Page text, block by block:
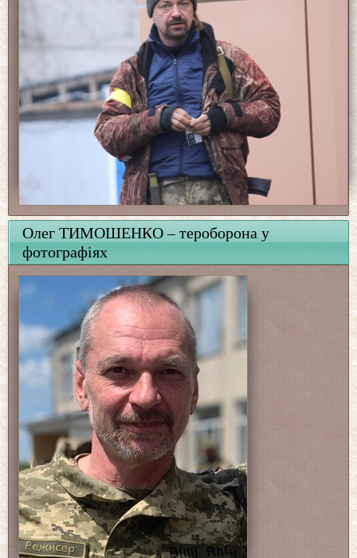
Олег ТИМОШЕНКО – тероборона у
фотографіях